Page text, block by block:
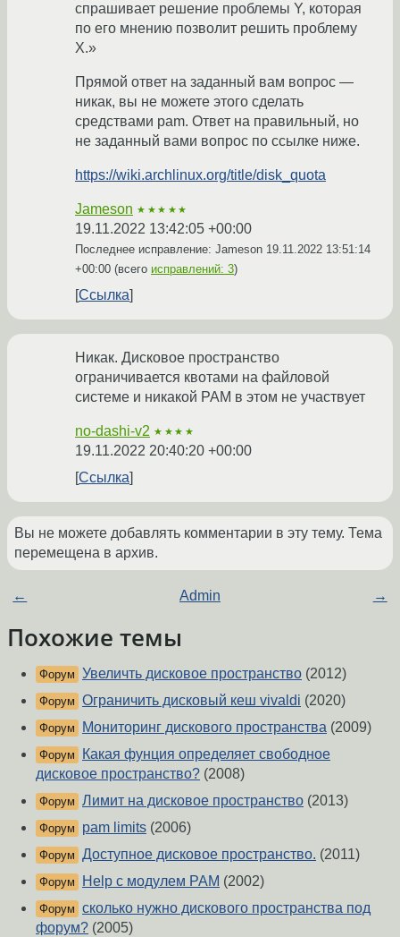
спрашивает решение проблемы Y, которая
по его мнению позволит решить проблему
X.»
Прямой ответ на заданный вам вопрос —
никак, вы не можете этого сделать
средствами pam. Ответ на правильный, но
не заданный вами вопрос по ссылке ниже.
https://wiki.archlinux.org/title/disk_quota
Jameson ★★★★★
19.11.2022 13:42:05 +00:00
Последнее исправление: Jameson 19.11.2022 13:51:14
+00:00 (всего исправлений: 3)
Ссылка
Никак. Дисковое пространство
ограничивается квотами на файловой
системе и никакой PAM в этом не участвует
no-dashi-v2 ★★★★
19.11.2022 20:40:20 +00:00
Ссылка
Вы не можете добавлять комментарии в эту тему. Тема
перемещена в архив.
← Admin →
Похожие темы
Форум Увеличть дисковое пространство (2012)
Форум Ограничить дисковый кеш vivaldi (2020)
Форум Мониторинг дискового пространства (2009)
Форум
Какая фунция определяет свободное
дисковое пространство? (2008)
Форум Лимит на дисковое пространство (2013)
Форум pam limits (2006)
Форум Доступное дисковое пространство. (2011)
Форум Help с модулем PAM (2002)
Форум сколько нужно дискового пространства под
форум? (2005)